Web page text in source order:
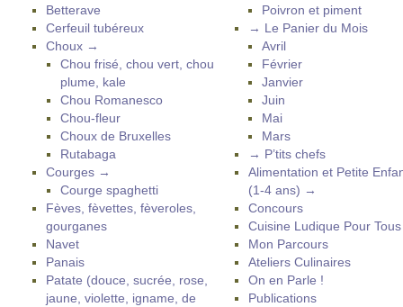
Betterave
Cerfeuil tubéreux
Choux →
Chou frisé, chou vert, chou
plume, kale
Chou Romanesco
Chou-fleur
Choux de Bruxelles
Rutabaga
Courges →
Courge spaghetti
Fèves, fèvettes, fèveroles,
gourganes
Navet
Panais
Patate (douce, sucrée, rose,
jaune, violette, igname, de
Poivron et piment
→ Le Panier du Mois
Avril
Février
Janvier
Juin
Mai
Mars
→ P’tits chefs
Alimentation et Petite
(1-4 ans) →
Concours
Cuisine Ludique Pour
Mon Parcours
Ateliers Culinaires
On en Parle !
Publications